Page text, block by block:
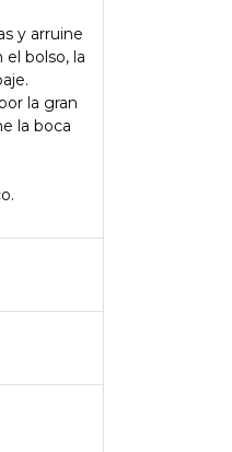
y arruine
el bolso, la
la gran
la boca